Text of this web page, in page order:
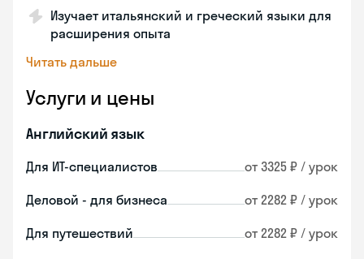
Изучает итальянский и греческий языки для
расширения опыта
Читать дальше
Услуги и цены
Английский язык
Для ИТ-специалистов от 3325 ₽ / урок
Деловой - для бизнеса от 2282 ₽ / урок
Для путешествий от 2282 ₽ / урок